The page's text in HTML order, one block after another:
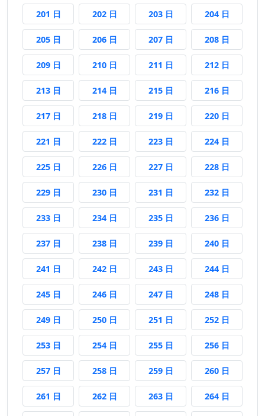
201 日201 日前202 日202 日前203 日203 日前204 日204 日前
205 日205 日前206 日206 日前207 日207 日前208 日208 日前
209 日209 日前210 日210 日前211 日211 日前212 日212 日前
213 日213 日前214 日214 日前215 日215 日前216 日216 日前
217 日217 日前218 日218 日前219 日219 日前220 日220 日前
221 日221 日前222 日222 日前223 日223 日前224 日224 日前
225 日225 日前226 日226 日前227 日227 日前228 日228 日前
229 日229 日前230 日230 日前231 日231 日前232 日232 日前
233 日233 日前234 日234 日前235 日235 日前236 日236 日前
237 日237 日前238 日238 日前239 日239 日前240 日240 日前
241 日241 日前242 日242 日前243 日243 日前244 日244 日前
245 日245 日前246 日246 日前247 日247 日前248 日248 日前
249 日249 日前250 日250 日前251 日251 日前252 日252 日前
253 日253 日前254 日254 日前255 日255 日前256 日256 日前
257 日257 日前258 日258 日前259 日259 日前260 日260 日前
261 日261 日前262 日262 日前263 日263 日前264 日264 日前